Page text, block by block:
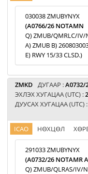
030038 ZMUBYNYX
(A0766/26 NOTAMN
Q) ZMUB/QMRLC/
A) ZMUB B)
E) RWY 15/33 CLSD.)
ZMKD ДУГААР :A0732/
ЭХЛЭХ ХУГАЦАА (UTC) :
ДУУСАХ ХУГАЦАА (UTC) :
ICAO НӨХЦӨЛ
291033 ZMUBYNYX
(A0732/26 NOTAMR
Q) ZMUB/QLRAS/IV/